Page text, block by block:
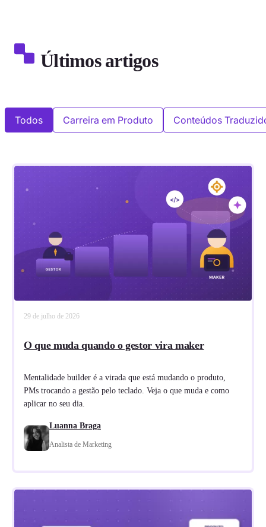
Últimos artigos
Todos Carreira em Produto Conteúdos
29 de julho de 2026
O que muda quando o gestor vira maker
Mentalidade builder é a virada que está mudando o produto,
PMs trocando a gestão pelo teclado. Veja o que muda e como
aplicar no seu dia.
Luanna Braga
Analista de Marketing